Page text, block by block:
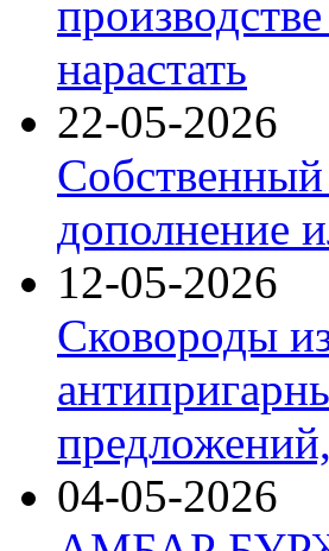
нарастать
22-05-2026
Собственный
дополнение
12-05-2026
Сковороды
04-05-2026